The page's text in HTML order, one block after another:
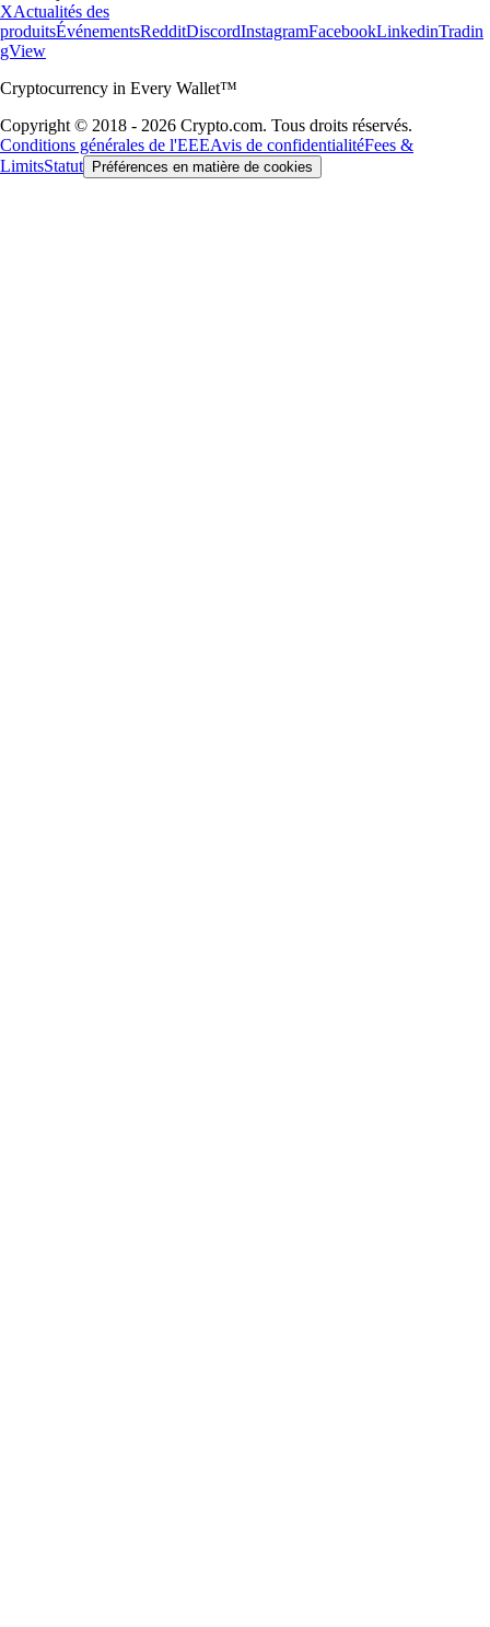
XActualités des
produitsÉvénementsRedditDiscordInstagramFacebookLinkedinTradin
gView
Cryptocurrency in Every Wallet™
Copyright © 2018 - 2026 Crypto.com. Tous droits réservés.
Conditions générales de l'EEEAvis de confidentialitéFees &
LimitsStatut Préférences en matière de cookies